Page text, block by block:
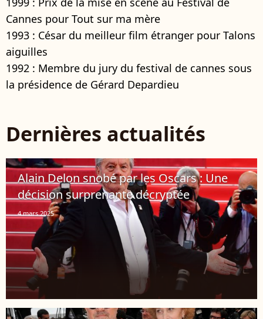
Cannes pour Tout sur ma mère
1993 : César du meilleur film étranger pour Talons
aiguilles
1992 : Membre du jury du festival de cannes sous
la présidence de Gérard Depardieu
Dernières actualités
Alain Delon snobé par les Oscars : Une
décision surprenante décryptée
4 mars 2025